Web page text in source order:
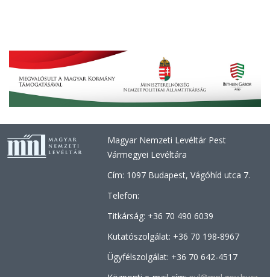
Magyar Nemzeti Levéltár Pest
Vármegyei Levéltára
Cím: 1097 Budapest, Vágóhíd utca 7.
Telefon:
Titkárság: +36 70 490 6039
Kutatószolgálat: +36 70 198-8967
Ügyfélszolgálat: +36 70642-4517